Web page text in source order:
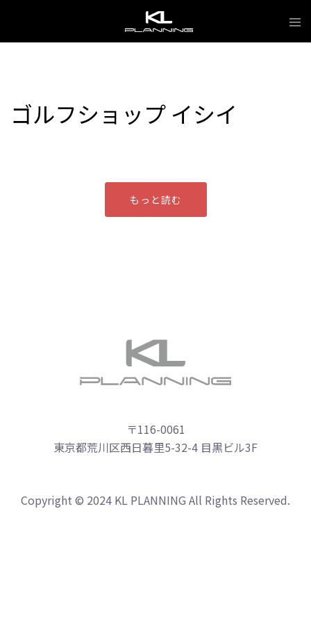
content
ゴルフショップ イシイ
もっと読む
〒116-0061
東京都荒川区西日暮里5-32-4 目黒ビル3F
Copyright © 2024 KL PLANNING All Rights Reserved.